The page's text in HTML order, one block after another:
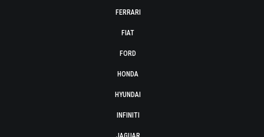
FERRARI
FIAT
FORD
HONDA
HYUNDAI
INFINITI